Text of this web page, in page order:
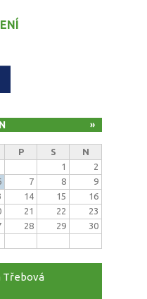
»
P S
N
1
2
7 8
9
14 15
16
21 22
23
28 29
30
Třebová